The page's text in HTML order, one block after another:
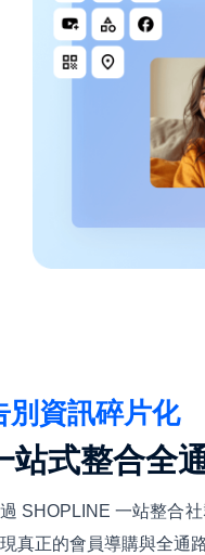
別資訊碎片化
站式整合全
SHOPLINE 一站整合
真正的會員導購與全通路